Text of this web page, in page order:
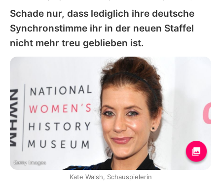
Schade nur, dass lediglich ihre deutsche
Synchronstimme ihr in der neuen Staffel
nicht mehr treu geblieben ist.
Getty Images
Kate Walsh, Schauspielerin